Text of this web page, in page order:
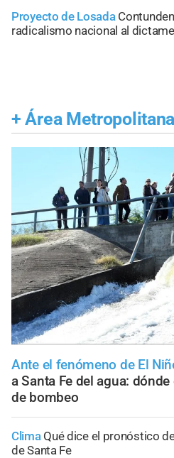
Proyecto de Losada
radicalismo nacional al
+ Área Metropolitana
Ante el fenómeno de El
a Santa Fe del agua:
de bombeo
Clima Qué dice el pronóstico
de Santa Fe